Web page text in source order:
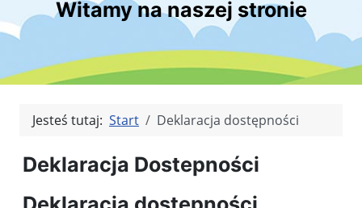
Witamy na naszej stronie
Jesteś tutaj: Start Deklaracja dostępności
Deklaracja Dostepności